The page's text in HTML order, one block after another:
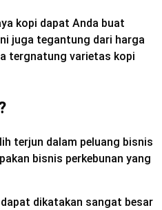
kopi dapat Anda buat
juga tegantung dari harga
tergnatung varietas kopi
terjun dalam peluang bisnis
bisnis perkebunan yang
dikatakan sangat besar